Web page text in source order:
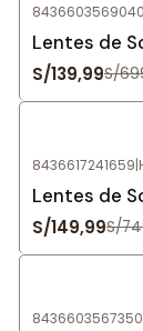
Agotado
8436603569040
Lentes de
S/139,99S/
Agotado
8436617241659|
Lentes de
S/149,99S/
Agotado
8436603567350